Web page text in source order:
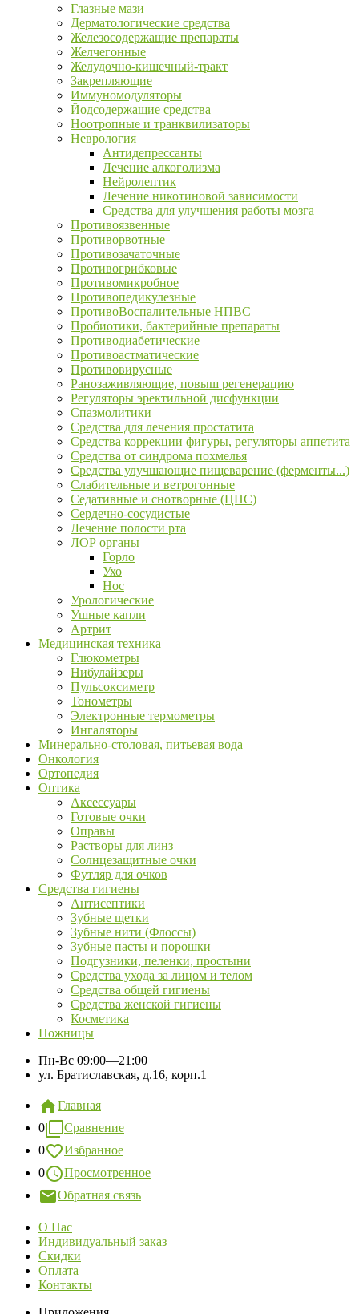
Глазные мази
Дерматологические средства
Железосодержащие препараты
Желчегонные
Желудочно-кишечный-тракт
Закрепляющие
Иммуномодуляторы
Йодсодержащие средства
Ноотропные и транквилизаторы
Неврология
Антидепрессанты
Лечение алкоголизма
Нейролептик
Лечение никотиновой зависимости
Средства для улучшения работы мозга
Противоязвенные
Противорвотные
Противозачаточные
Противогрибковые
Противомикробное
Противопедикулезные
ПротивоВоспалительные НПВС
Пробиотики, бактерийные препараты
Противодиабетические
Противоастматические
Противовирусные
Ранозаживляющие, повыш регенерацию
Регуляторы эректильной дисфункции
Спазмолитики
Средства для лечения простатита
Средства коррекции фигуры, регуляторы аппетита
Средства от синдрома похмелья
Средства улучшающие пищеварение (ферменты...)
Слабительные и ветрогонные
Седативные и снотворные (ЦНС)
Сердечно-сосудистые
Лечение полости рта
ЛОР органы
Горло
Ухо
Нос
Урологические
Ушные капли
Артрит
Медицинская техника
Глюкометры
Нибулайзеры
Пульсоксиметр
Тонометры
Электронные термометры
Ингаляторы
Минерально-столовая, питьевая вода
Онкология
Ортопедия
Оптика
Аксессуары
Готовые очки
Оправы
Растворы для линз
Солнцезащитные очки
Футляр для очков
Средства гигиены
Антисептики
Зубные щетки
Зубные нити (Флоссы)
Зубные пасты и порошки
Подгузники, пеленки, простыни
Средства ухода за лицом и телом
Средства общей гигиены
Средства женской гигиены
Косметика
Ножницы
Пн-Вс 09:00—21:00
ул. Братиславская, д.16, корп.1
Главная
0
Сравнение
0
Избранное
0
Просмотренное
Обратная связь
О Нас
Индивидуальный заказ
Скидки
Оплата
Контакты